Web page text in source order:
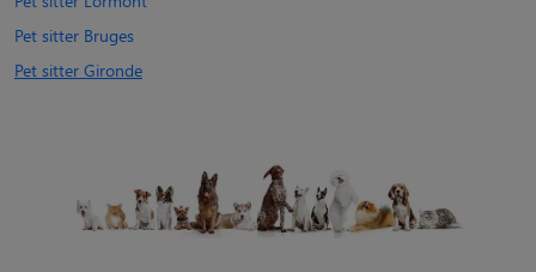
Pet sitter Bruges
Pet sitter Gironde